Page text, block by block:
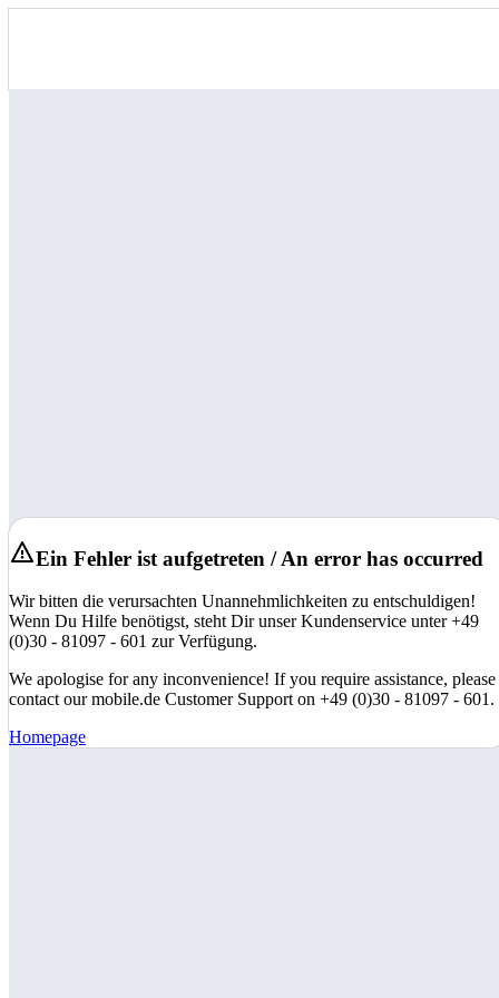
Ein Fehler ist aufgetreten / An error has occurred
Wir bitten die verursachten Unannehmlichkeiten zu entschuldigen!
Wenn Du Hilfe benötigst, steht Dir unser Kundenservice unter +49
(0)30 - 81097 - 601 zur Verfügung.
We apologise for any inconvenience! If you require assistance, please
contact our mobile.de Customer Support on +49 (0)30 - 81097 - 601.
Homepage